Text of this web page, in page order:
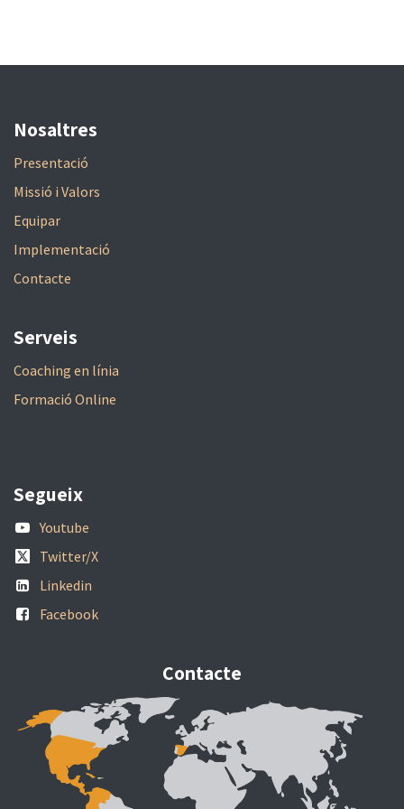
Nosaltres
Presentació
Missió i Valors
Equipar
Implementació
Contacte
Contacte
Serveis
Coaching en línia
Formació Online
Segueix
Youtube
Twitter/X
Linkedin
Facebook